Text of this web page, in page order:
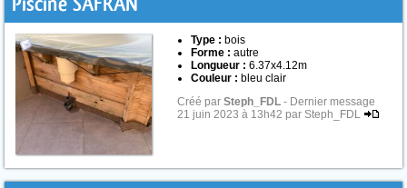
Type : bois
Forme : autre
Longueur : 6.37x4.12m
Couleur : bleu clair
Créé par Steph_FDL - Dernier message
21 juin 2023 à 13h42 par Steph_FDL